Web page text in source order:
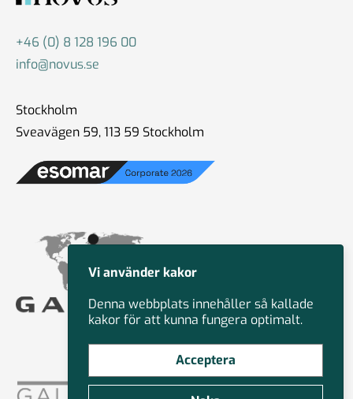
+46 (0) 8 128 196 00
info@novus.se
Stockholm
Sveavägen 59, 113 59 Stockholm
Vi använder kakor
Denna webbplats innehåller så kallade
kakor för att kunna fungera optimalt.
Acceptera